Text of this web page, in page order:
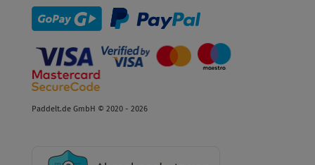
Paddelt.de GmbH © 2020 - 2026